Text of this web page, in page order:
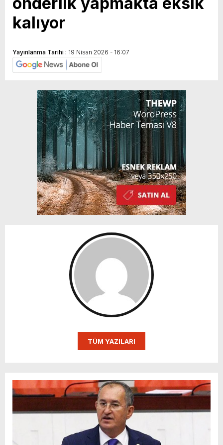
kalıyor
Yayınlanma Tarihi : 19 Nisan 2026 - 16:07
TÜM YAZILARI